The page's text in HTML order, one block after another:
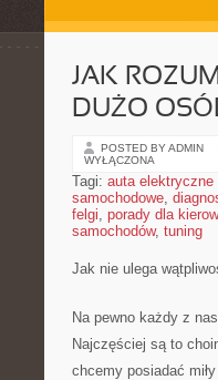
JAK
DUŻO
POSTED BY ADMIN
WYŁĄCZONA
Tagi: auta elektryczne
samochodowe,
felgi, porady dla
samochodów, tuning
Jak nie ulega
Na pewno każdy z
Najczęściej są to
chcemy posiadać